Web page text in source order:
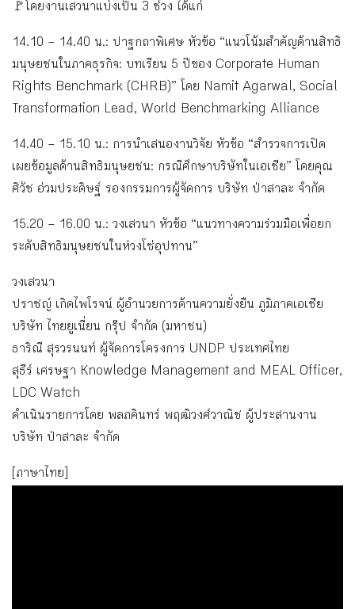
🚩โดยงานเสวนาแบ่งเป็น 3 ช่วง ได้แก่
14.10 – 14.40 น.: ปาฐกถาพิเศษ หัวข้อ “แนวโน้มสำคัญด้านสิทธิ
มนุษยชนในภาคธุรกิจ: บทเรียน 5 ปีของ Corporate Human
Rights Benchmark (CHRB)” โดย Namit Agarwal, Social
Transformation Lead, World Benchmarking Alliance
14.40 – 15.10 น.: การนำเสนองานวิจัย หัวข้อ “สำรวจการเปิด
เผยข้อมูลด้านสิทธิมนุษยชน: กรณีศึกษาบริษัทในเอเชีย” โดยคุณ
ศิวัช อ่วมประดิษฐ์ รองกรรมการผู้จัดการ บริษัท ป่าสาละ จำกัด
15.20 – 16.00 น.: วงเสวนา หัวข้อ “แนวทางความร่วมมือเพื่อยก
ระดับสิทธิมนุษยชนในห่วงโซ่อุปทาน”
วงเสวนา
ปราชญ์ เกิดไพโรจน์ ผู้อำนวยการด้านความยั่งยืน ภูมิภาคเอเชีย
บริษัท ไทยยูเนี่ยน กรุ๊ป จำกัด (มหาชน)
ธาริณี สุรวรนนท์ ผู้จัดการโครงการ UNDP ประเทศไทย
สุธีร์ เศรษฐา Knowledge Management and MEAL Officer,
LDC Watch
ดำเนินรายการโดย พลภคินทร์ พฤฒิวงศ์วาณิช ผู้ประสานงาน
บริษัท ป่าสาละ จำกัด
[ภาษาไทย]